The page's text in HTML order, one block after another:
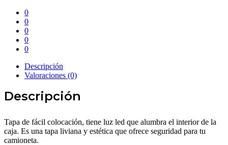
0
0
0
0
0
Descripción
Valoraciones (0)
Descripción
Tapa de fácil colocación, tiene luz led que alumbra el interior de la
caja. Es una tapa liviana y estética que ofrece seguridad para tu
camioneta.